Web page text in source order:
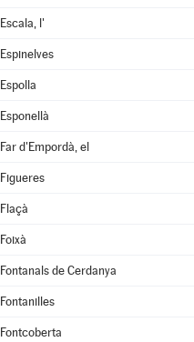
Escala, l'
Espinelves
Espolla
Esponellà
Far d'Empordà, el
Figueres
Flaçà
Foixà
Fontanals de Cerdanya
Fontanilles
Fontcoberta